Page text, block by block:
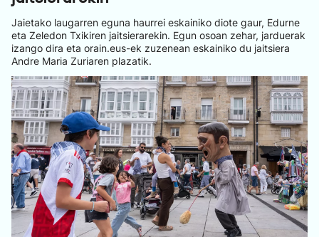
Jaietako laugarren eguna haurrei eskainiko diote gaur, Edurne
eta Zeledon Txikiren jaitsierarekin. Egun osoan zehar, jarduerak
izango dira eta orain.eus-ek zuzenean eskainiko du jaitsiera
Andre Maria Zuriaren plazatik.